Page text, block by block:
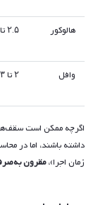
هالوکور
۲.۵ تا ۳.۵ میلیون
وافل
۲ تا ۳ میلیون
اگرچه ممکن است
داشته باشند، اما در
زمان اجرا)،مقرون